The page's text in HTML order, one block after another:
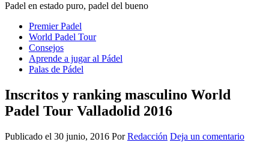
Padel en estado puro, padel del bueno
Premier Padel
World Padel Tour
Consejos
Aprende a jugar al Pádel
Palas de Pádel
Inscritos y ranking masculino World
Padel Tour Valladolid 2016
Publicado el 30 junio, 2016 PorRedacción Deja un comentario